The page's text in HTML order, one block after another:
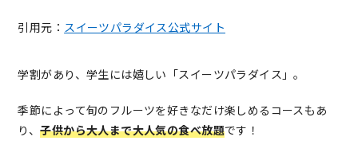
引用元： スイーツパラダイス公式サイト
学割があり、学生には嬉しい「スイーツパラダイス」。
季節によって旬のフルーツを好きなだけ楽しめるコースもあ
り、子供から大人まで大人気の食べ放題です！